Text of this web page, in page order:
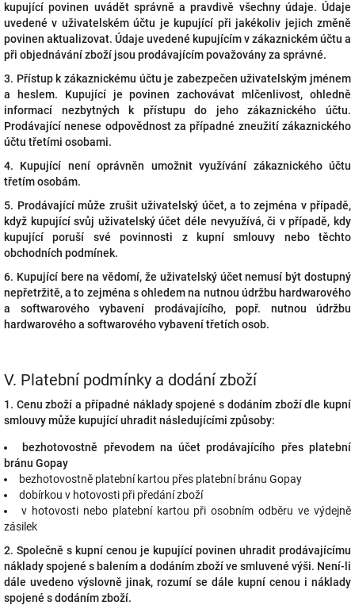
kupující povinen uvádět správně a pravdivě všechny údaje. Údaje
uvedené v uživatelském účtu je kupující při jakékoliv jejich změně
povinen aktualizovat. Údaje uvedené kupujícím v zákaznickém účtu a
při objednávání zboží jsou prodávajícím považovány za správné.
3. Přístup k zákaznickému účtu je zabezpečen uživatelským jménem
a heslem. Kupující je povinen zachovávat mlčenlivost, ohledně
informací nezbytných k přístupu do jeho zákaznického účtu.
Prodávající nenese odpovědnost za případné zneužití zákaznického
účtu třetími osobami.
4. Kupující není oprávněn umožnit využívání zákaznického účtu
třetím osobám.
5. Prodávající může zrušit uživatelský účet, a to zejména v případě,
když kupující svůj uživatelský účet déle nevyužívá, či v případě, kdy
kupující poruší své povinnosti z kupní smlouvy nebo těchto
obchodních podmínek.
6. Kupující bere na vědomí, že uživatelský účet nemusí být dostupný
nepřetržitě, a to zejména s ohledem na nutnou údržbu hardwarového
a softwarového vybavení prodávajícího, popř. nutnou údržbu
hardwarového a softwarového vybavení třetích osob.
V. Platební podmínky a dodání zboží
1. Cenu zboží a případné náklady spojené s dodáním zboží dle kupní
smlouvy může kupující uhradit následujícími způsoby:
bezhotovostně převodem na účet prodávajícího přes platební
bránu Gopay
bezhotovostně platební kartou přes platební bránu Gopay
dobírkou v hotovosti při předání zboží
v hotovosti nebo platební kartou při osobním odběru ve výdejně
zásilek
2. Společně s kupní cenou je kupující povinen uhradit prodávajícímu
náklady spojené s balením a dodáním zboží ve smluvené výši. Není-li
dále uvedeno výslovně jinak, rozumí se dále kupní cenou i náklady
spojené s dodáním zboží.